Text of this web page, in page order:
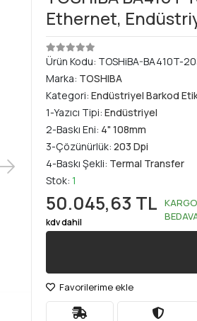
Ethernet,
Ürün Kodu: TOSHiBA-BA410T-
Marka: TOSHIBA
Kategori: Endüstriyel Barkod
1-Yazıcı Tipi: Endüstriyel
2-Baskı Eni: 4" 108mm
3-Çözünürlük: 203 Dpi
4-Baskı Şekli: Termal Transfer
Stok: 1
50.045,63 TL
kdv dahil
KARGO
Favorilerime ekle